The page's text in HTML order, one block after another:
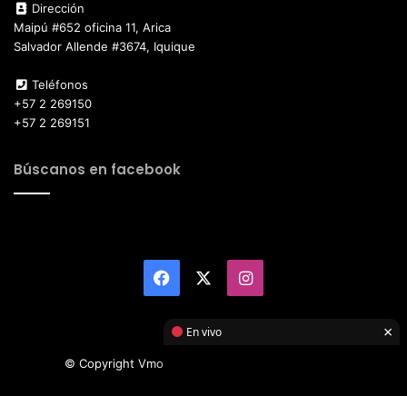
Dirección
Maipú #652 oficina 11, Arica
Salvador Allende #3674, Iquique
Teléfonos
+57 2 269150
+57 2 269151
Búscanos en facebook
Facebook Instagram
© Copyright Vmotor TI 2026, All Rights Reserved
En vivo ×